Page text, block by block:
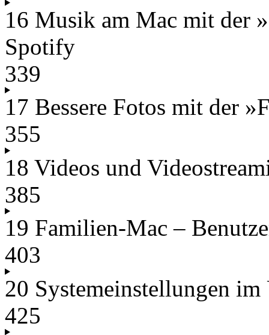
16 Musik am Mac mit der
Spotify
339
17 Bessere Fotos mit der
355
18 Videos und
385
19 Familien-Mac –
403
20 Systemeinstellungen
425